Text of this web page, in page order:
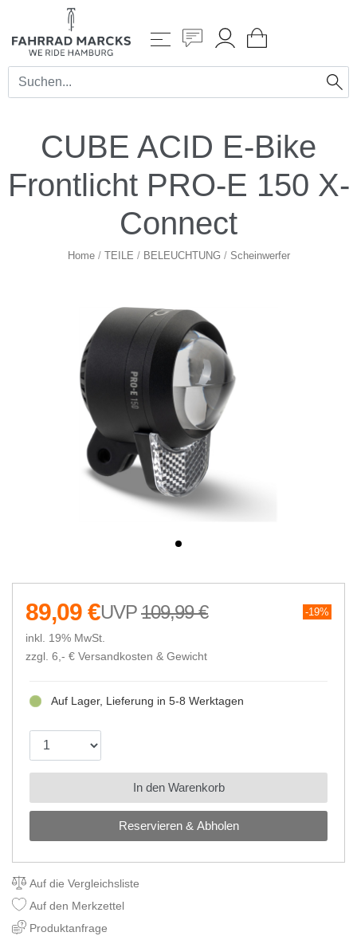
CUBE ACID E-Bike
Frontlicht PRO-E 150 X-
Connect
Home/ TEILE / BELEUCHTUNG / Scheinwerfer
109,99 € 19%
89,09 €
inkl. 19% MwSt.
zzgl. 6,- € Versandkosten & Gewicht
Reservieren & Abholen
Auf Lager, Lieferung in 5-8 Werktagen
In den Warenkorb
Auf die Vergleichsliste
Auf den Merkzettel
Produktanfrage